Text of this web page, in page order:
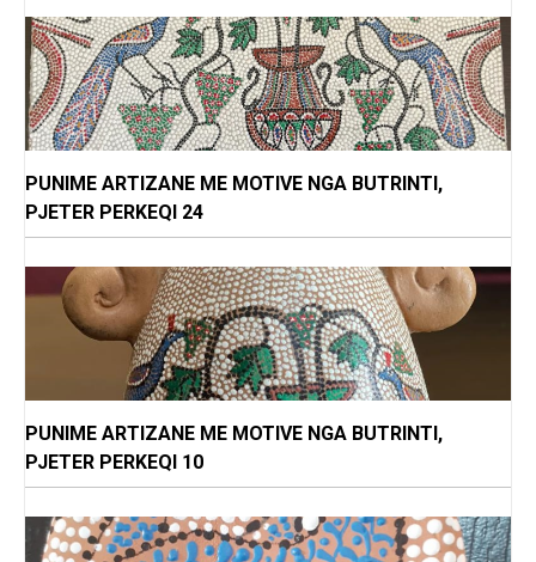
PUNIME ARTIZANE ME MOTIVE NGA BUTRINTI,
PJETER PERKEQI 24
PUNIME ARTIZANE ME MOTIVE NGA BUTRINTI,
PJETER PERKEQI 10